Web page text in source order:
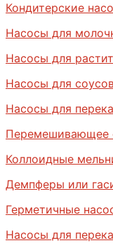
Кондитерские
Насосы для
Насосы для
Насосы для
Насосы для
Перемешивающее
Коллоидные
Демпферы или
Герметичные
Насосы для